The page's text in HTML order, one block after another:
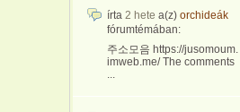
írta 2 hete a(z) orchideák
fórumtémában:
주소모음 https://jusomoum.
imweb.me/ The comments
...